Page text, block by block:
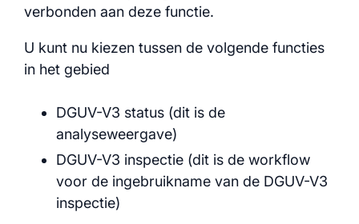
verbonden aan deze functie.
U kunt nu kiezen tussen de volgende functies
in het gebied
DGUV-V3 status (dit is de
analyseweergave)
DGUV-V3 inspectie (dit is de workflow
voor de ingebruikname van de DGUV-V3
inspectie)